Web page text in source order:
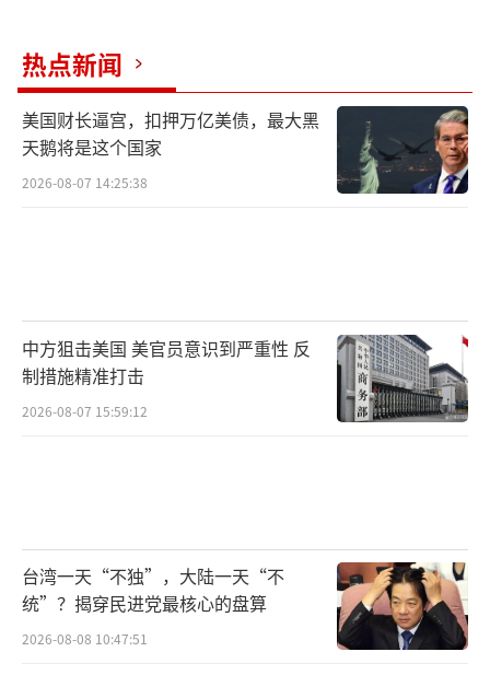
热点新闻
美国财长逼宫，扣押万亿美债，最大黑
天鹅将是这个国家
2026-08-07 14:25:38
中方狙击美国 美官员意识到严重性 反
制措施精准打击
2026-08-07 15:59:12
台湾一天“不独”，大陆一天“不
统”？揭穿民进党最核心的盘算
2026-08-08 10:47:51